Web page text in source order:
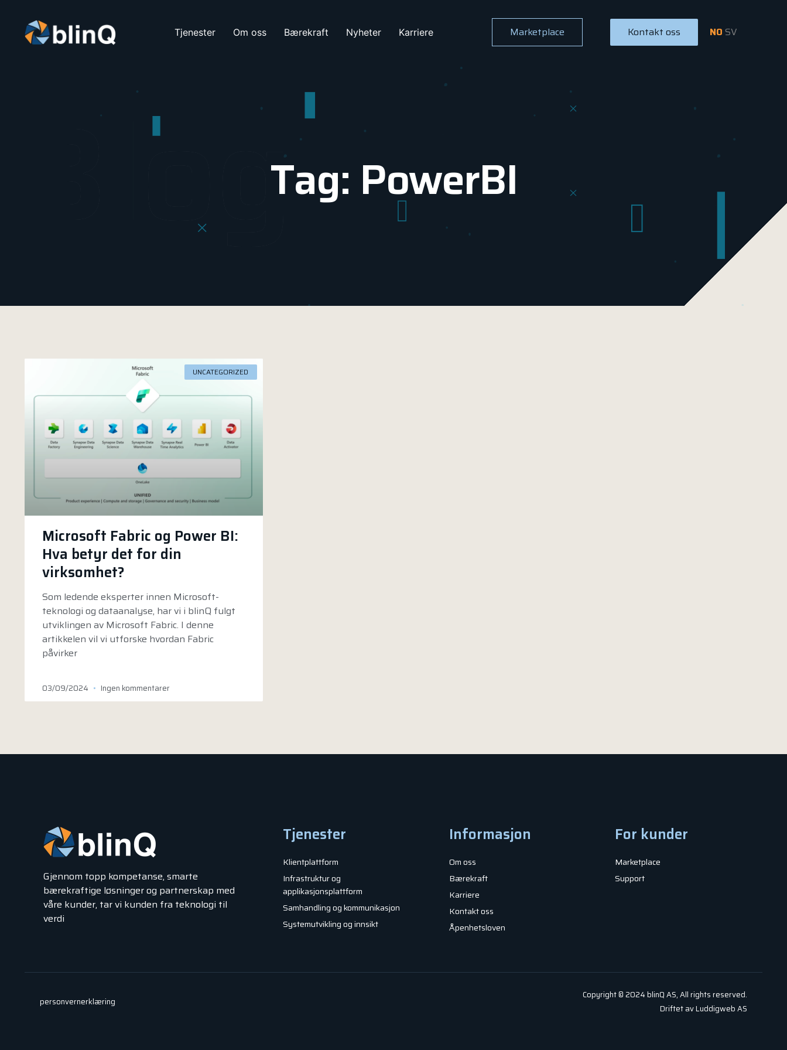
Tjenester Om oss Bærekraft Nyheter Karriere Marketplace Kontakt oss NO SV
Tag: PowerBI
Blog
UNCATEGORIZED
Microsoft Fabric og Power BI:
Hva betyr det for din
virksomhet?
Som ledende eksperter innen Microsoft-
teknologi og dataanalyse, har vi i blinQ fulgt
utviklingen av Microsoft Fabric. I denne
artikkelen vil vi utforske hvordan Fabric
påvirker
03/09/2024 Ingen kommentarer
Gjennom topp kompetanse, smarte
bærekraftige løsninger og partnerskap med
våre kunder, tar vi kunden fra teknologi til
verdi
Tjenester
Klientplattform
Infrastruktur og
applikasjonsplattform
Samhandling og kommunikasjon
Systemutvikling og innsikt
Informasjon
Om oss
Bærekraft
Karriere
Kontakt oss
Åpenhetsloven
For kunder
Marketplace
Support
personvernerklæring
Copyright © 2024 blinQ AS, All rights reserved.
Driftet av Luddigweb AS